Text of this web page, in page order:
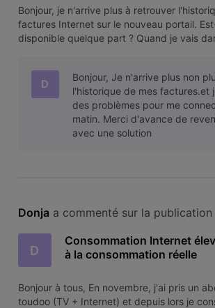
Bonjour, je n'arrive plus à retrouver
factures Internet sur le nouveau portail.
disponible quelque part ? Quand je vais
D
Bonjour, Je n'arrive plus non
l'historique de mes factures.et
des problèmes pour me
matin. Merci d'avance de
avec une solution
Donja a commenté sur la publication
D
Consommation Internet
à la consommation réelle
Bonjour à tous, En novembre, j'ai pris un
toudoo (TV + Internet) et depuis lors je